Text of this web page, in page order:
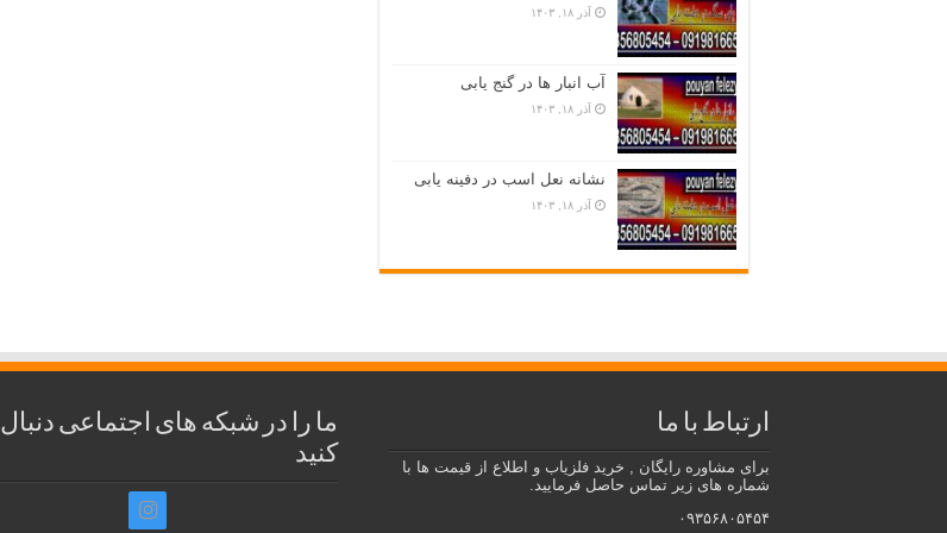
آذر ۱۸, ۱۴۰۳
آب انبار ها در گنج یابی
آذر ۱۸, ۱۴۰۳
نشانه نعل اسب در دفینه یابی
آذر ۱۸, ۱۴۰۳
ارتباط با ما
برای مشاوره رایگان , خرید فلزیاب و اطلاع از قیمت ها با
شماره های زیر تماس حاصل فرمایید.
۰۹۳۵۶۸۰۵۴۵۴
ما را در شبکه های اجتماعی دنبال
کنید